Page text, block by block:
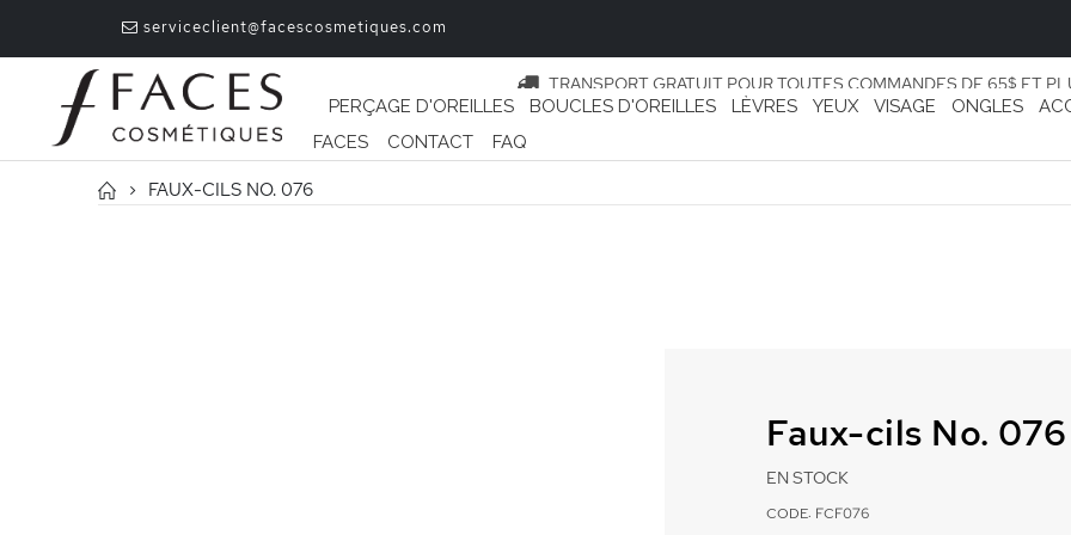
serviceclient@facescosmetiques.com
TRANSPORT GRATUIT POUR TOUTES COMMANDES DE 65$ ET
PERÇAGE D'OREILLES
BOUCLES D'OREILLES LÈVRES YEUX VISAGE ONGLES
FACES
CONTACT FAQ
FAUX-CILS NO. 076
Faux-cils No. 076
EN STOCK
CODE: FCF076